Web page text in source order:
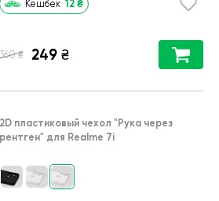
Кешбек 12 ₴
360 ₴ 249 ₴
2D пластиковый чехол "Рука через
рентген" для Realme 7i